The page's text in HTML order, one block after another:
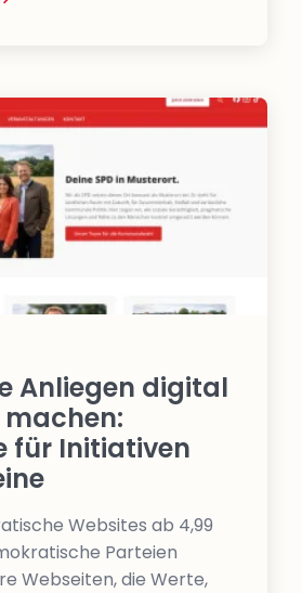
Anliegen digital
für Initiativen
Websites ab 4,99
Parteien
Webseiten, die Werte,